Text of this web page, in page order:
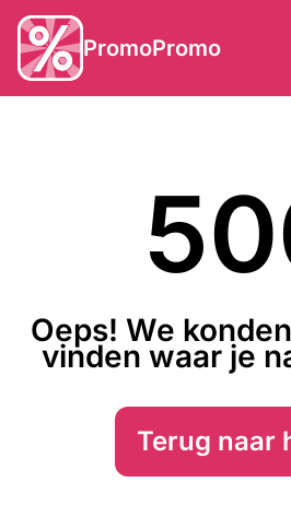
PromoPromo
Oeps! We
vinden waar je
Terug naar